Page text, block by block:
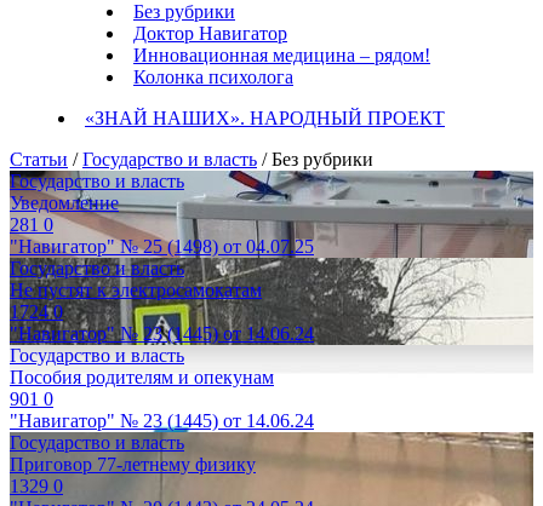
Без рубрики
Доктор Навигатор
Инновационная медицина – рядом!
Колонка психолога
«ЗНАЙ НАШИХ». НАРОДНЫЙ ПРОЕКТ
Статьи /Государство и власть / Без рубрики
Государство и власть
Уведомление
281 0
"Навигатор" № 25 (1498) от 04.07.25
Государство и власть
Не пустят к электросамокатам
17240
"Навигатор" № 23 (1445) от 14.06.24
Государство и власть
Пособия родителям и опекунам
901 0
"Навигатор" № 23 (1445) от 14.06.24
Государство и власть
Приговор 77-летнему физику
1329 0